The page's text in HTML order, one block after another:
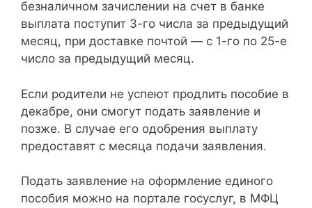
безналичном зачислении на счет в банке
выплата поступит 3-го числа за предыдущий
месяц, при доставке почтой — с 1-го по 25-е
число за предыдущий месяц.
Если родители не успеют продлить пособие в
декабре, они смогут подать заявление и
позже. В случае его одобрения выплату
предоставят с месяца подачи заявления.
Подать заявление на оформление единого
пособия можно на портале госуслуг, в МФЦ